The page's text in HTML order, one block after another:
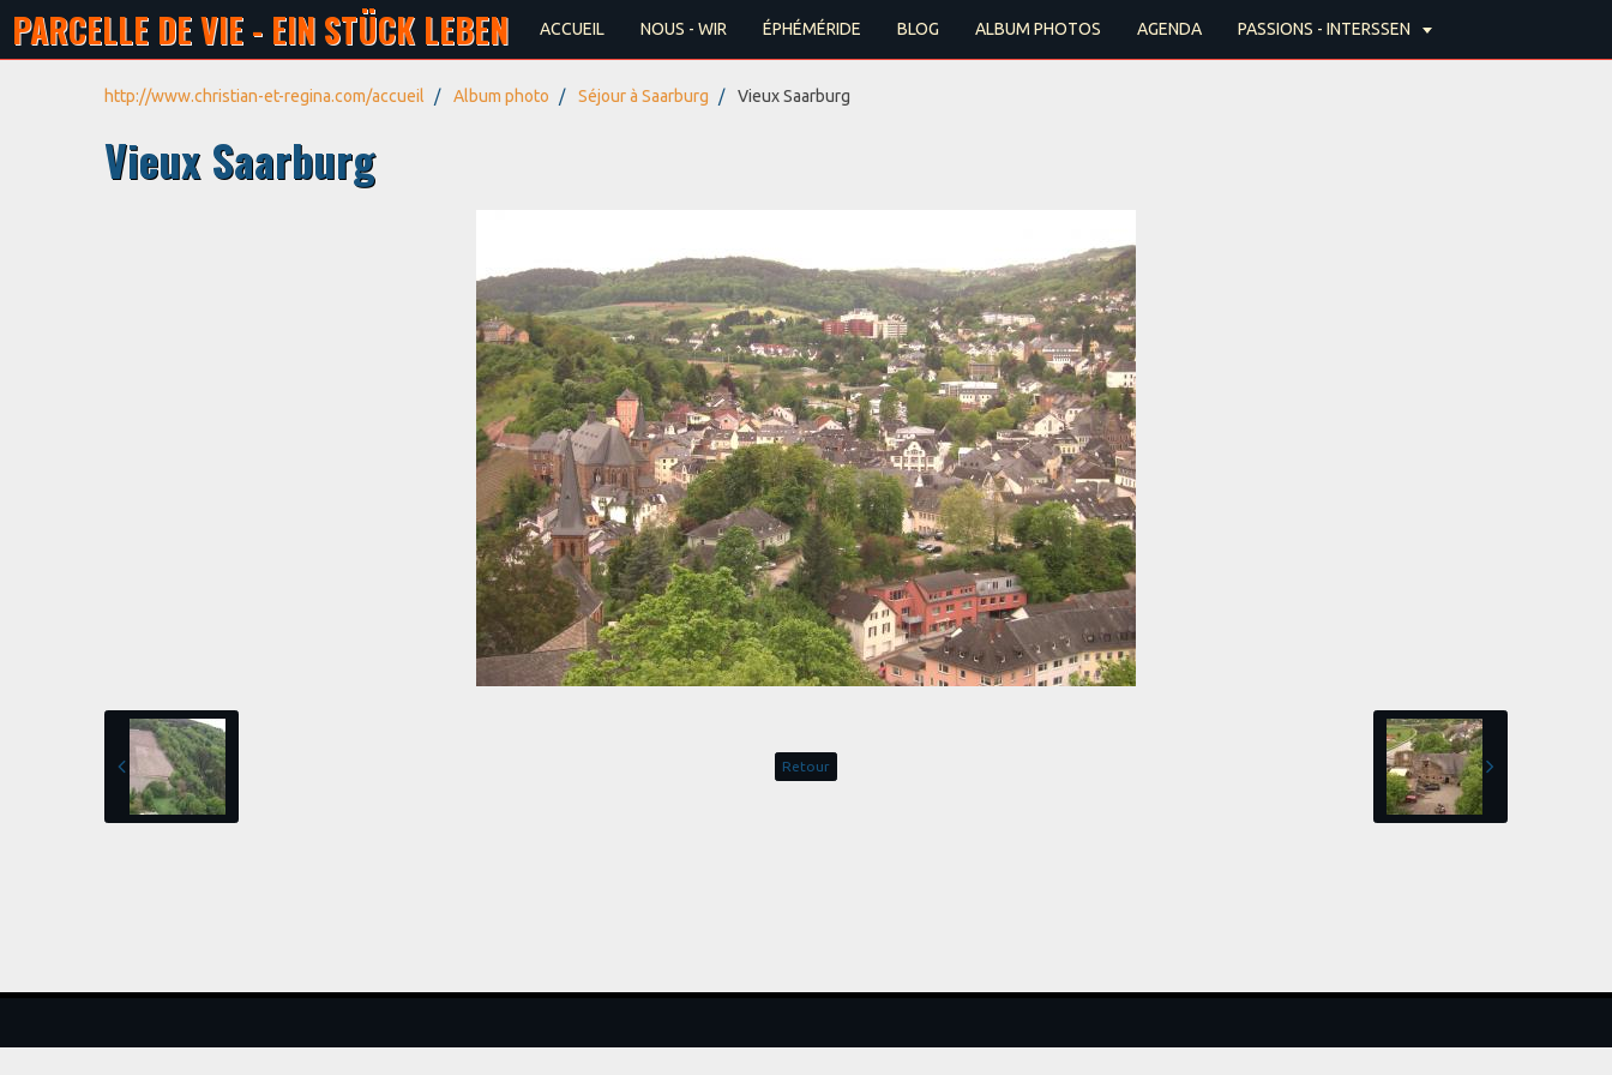
PARCELLE DE VIE - EIN STÜCK LEBEN ACCUEIL NOUS - WIR ÉPHÉMÉRIDE BLOG ALBUM PHOTOS AGENDA PASSIONS - INTERSSEN
http://www.christian-et-regina.com/accueil Album photo Séjour à Saarburg Vieux Saarburg
Vieux Saarburg
Retour